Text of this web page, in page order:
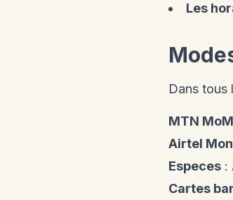
Les
Dans tous
MTN
Airtel
Especes :
Cartes